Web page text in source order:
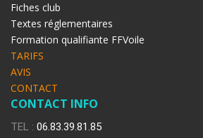
Fiches club
Textes réglementaires
Formation qualifiante FFVoile
TARIFS
AVIS
CONTACT
CONTACT INFO
TEL : 06.83.39.81.85